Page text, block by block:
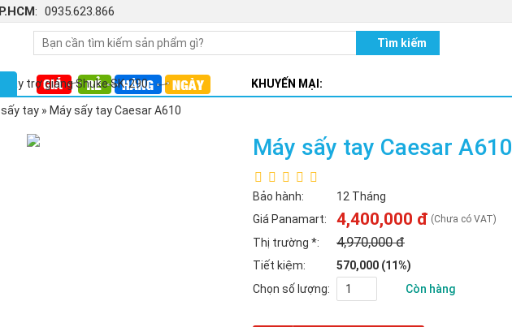
: 0935.623.866
KHUYẾN MẠI:
Máy trợ giảng Shuke SK-290
Máy trợ giảng SHE ME HERE T200 có dây
Máy trợ giảng SHE ME HERE T200 Wireless không dây
sấy tay » Máy sấy tay Caesar A610
Máy sấy tay Caesar A610
Bảo hành:
12 Tháng
Giá Panamart:
4,400,000 đ (Chưa có VAT)
Thị trường *: 4,970,000 đ
Tiết kiệm:
570,000 (11%)
Chọn số lượng:
Còn hàng